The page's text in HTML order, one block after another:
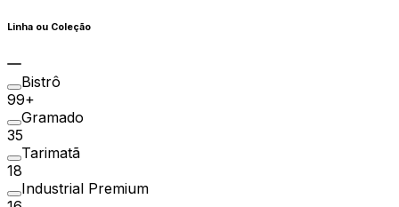
Linha ou Coleção
Bistrô
99+
Gramado
35
Tarimatã
18
Industrial Premium